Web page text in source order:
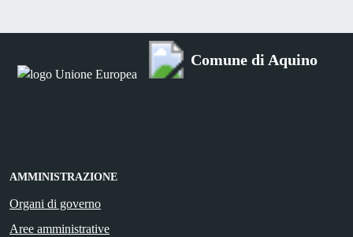
Comune di Aquino
AMMINISTRAZIONE
Organi di governo
Aree amministrative